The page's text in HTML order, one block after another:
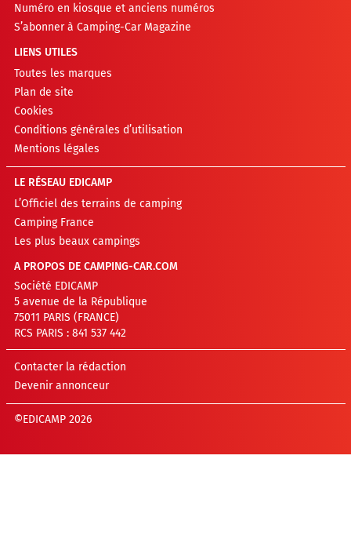
Numéro en kiosque et anciens numéros
S’abonner à Camping-Car Magazine
LIENS UTILES
Toutes les marques
Plan de site
Cookies
Conditions générales d’utilisation
Mentions légales
LE RÉSEAU EDICAMP
L’Officiel des terrains de camping
Camping France
Les plus beaux campings
A PROPOS DE CAMPING-CAR.COM
Société EDICAMP
5 avenue de la République
75011 PARIS (FRANCE)
RCS PARIS : 841 537 442
Contacter la rédaction
Devenir annonceur
©EDICAMP 2026